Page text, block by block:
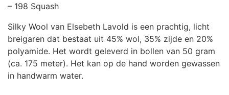
– 198 Squash
Silky Wool van Elsebeth Lavold is een prachtig, licht
breigaren dat bestaat uit 45% wol, 35% zijde en 20%
polyamide. Het wordt geleverd in bollen van 50 gram
(ca. 175 meter). Het kan op de hand worden gewassen
in handwarm water.